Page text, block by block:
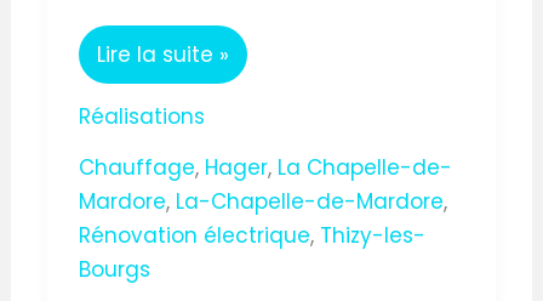
Lire la suite »
Réalisations
Chauffage, Hager, La Chapelle-de-
Mardore, La-Chapelle-de-Mardore,
Rénovation électrique, Thizy-les-
Bourgs